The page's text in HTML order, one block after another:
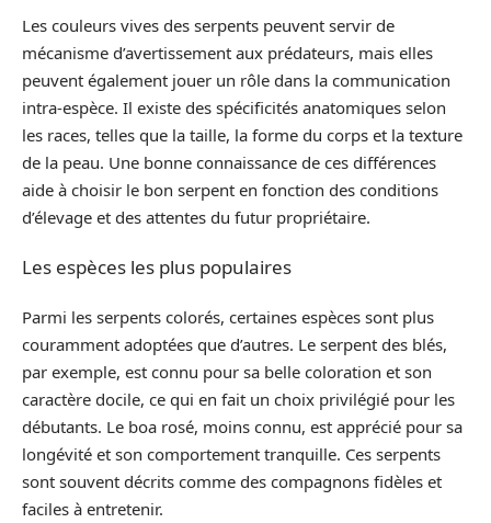
Les couleurs vives des serpents peuvent servir de
mécanisme d’avertissement aux prédateurs, mais elles
peuvent également jouer un rôle dans la communication
intra-espèce. Il existe des spécificités anatomiques selon
les races, telles que la taille, la forme du corps et la texture
de la peau. Une bonne connaissance de ces différences
aide à choisir le bon serpent en fonction des conditions
d’élevage et des attentes du futur propriétaire.
Les espèces les plus populaires
Parmi les serpents colorés, certaines espèces sont plus
couramment adoptées que d’autres. Le serpent des blés,
par exemple, est connu pour sa belle coloration et son
caractère docile, ce qui en fait un choix privilégié pour les
débutants. Le boa rosé, moins connu, est apprécié pour sa
longévité et son comportement tranquille. Ces serpents
sont souvent décrits comme des compagnons fidèles et
faciles à entretenir.